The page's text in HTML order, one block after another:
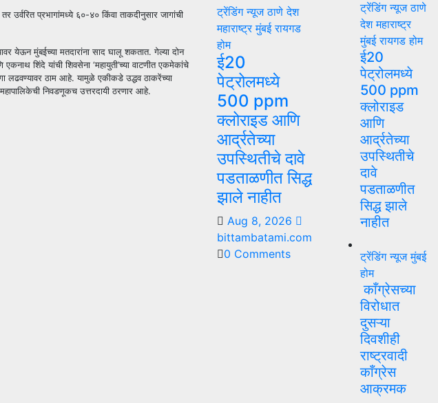
उर्वरित प्रभागांमध्ये ६०-४० किंवा ताकदीनुसार जागांची
येऊन मुंबईच्या मतदारांना साद घालू शकतात. गेल्या दोन
शिंदे यांची शिवसेना ‘महायुती’च्या वाटणीत एकमेकांचे
लढवण्यावर ठाम आहे. यामुळे एकीकडे उद्धव ठाकरेंच्या
निवडणूकच उत्तरदायी ठरणार आहे.
ट्रेंडिंग न्यूजठाणेदेश
महाराष्ट्रमुंबईरायगड
होम
ई20
पेट्रोलमध्ये
500 ppm
क्लोराइड आणि
आर्द्रतेच्या
उपस्थितीचे दावे
पडताळणीत सिद्ध
झाले नाहीत
Aug 8, 2026
bittambatami.com
0 Comments
ट्रेंडिंग न्यूजठाणे
देशमहाराष्ट्र
मुंबईरायगडहोम
ई20
पेट्रोलमध्ये
500 ppm
क्लोराइड
आणि
आर्द्रतेच्या
उपस्थितीचे
दावे
पडताळणीत
सिद्ध झाले
नाहीत
ट्रेंडिंग न्यूजमुंबई
होम
काँग्रेसच्या
विरोधात
दुसऱ्या
दिवशीही
राष्ट्रवादी
काँग्रेस
आक्रमक